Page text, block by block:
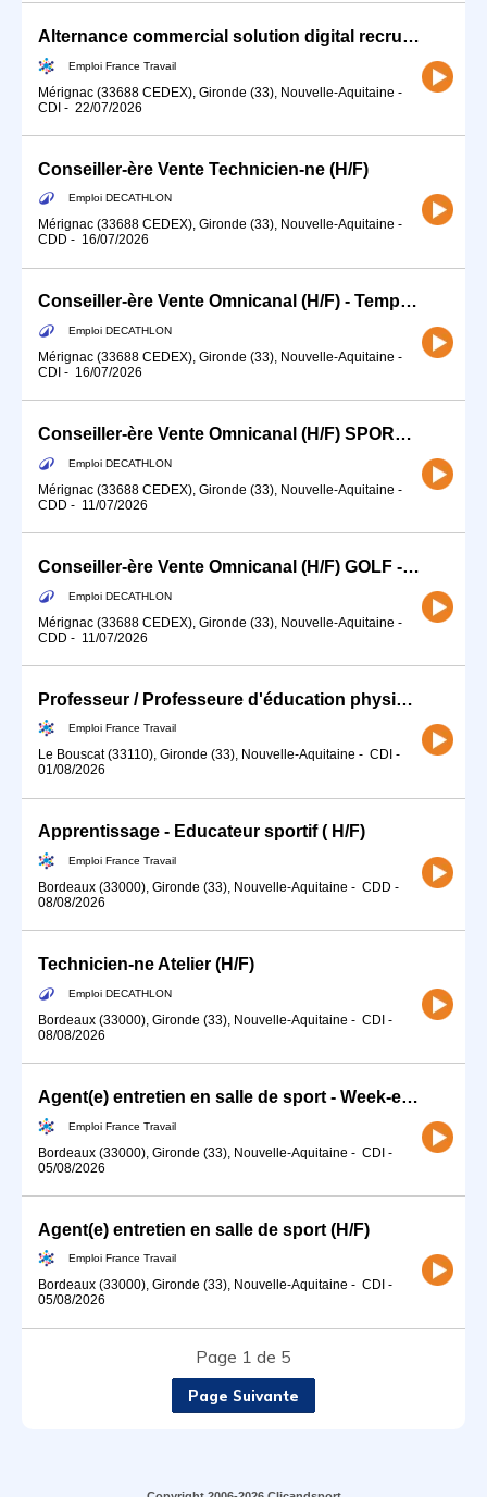
Alternance commercial solution digital recrutement sportifs H/F
Emploi France Travail
Mérignac (33688 CEDEX), Gironde (33), Nouvelle-Aquitaine -
CDI - 22/07/2026
Conseiller-ère Vente Technicien-ne (H/F)
Emploi DECATHLON
Mérignac (33688 CEDEX), Gironde (33), Nouvelle-Aquitaine -
CDD - 16/07/2026
Conseiller-ère Vente Omnicanal (H/F) - Temps partiel 12H
Emploi DECATHLON
Mérignac (33688 CEDEX), Gironde (33), Nouvelle-Aquitaine -
CDI - 16/07/2026
Conseiller-ère Vente Omnicanal (H/F) SPORTS DE RAQUETTE - CDD Temps partiel
Emploi DECATHLON
Mérignac (33688 CEDEX), Gironde (33), Nouvelle-Aquitaine -
CDD - 11/07/2026
Conseiller-ère Vente Omnicanal (H/F) GOLF - CDD Temps partiel
Emploi DECATHLON
Mérignac (33688 CEDEX), Gironde (33), Nouvelle-Aquitaine -
CDD - 11/07/2026
Professeur / Professeure d'éducation physique et sportive (EPS) (H/F)
Emploi France Travail
Le Bouscat (33110), Gironde (33), Nouvelle-Aquitaine - CDI -
01/08/2026
Apprentissage - Educateur sportif ( H/F)
Emploi France Travail
Bordeaux (33000), Gironde (33), Nouvelle-Aquitaine - CDD -
08/08/2026
Technicien-ne Atelier (H/F)
Emploi DECATHLON
Bordeaux (33000), Gironde (33), Nouvelle-Aquitaine - CDI -
08/08/2026
Agent(e) entretien en salle de sport - Week-end 6h/semaine (H/F)
Emploi France Travail
Bordeaux (33000), Gironde (33), Nouvelle-Aquitaine - CDI -
05/08/2026
Agent(e) entretien en salle de sport (H/F)
Emploi France Travail
Bordeaux (33000), Gironde (33), Nouvelle-Aquitaine - CDI -
05/08/2026
Page 1 de 5
Page Suivante